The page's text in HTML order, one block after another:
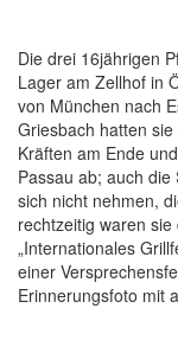
Die drei 16jährigen
Lager am Zellhof in
von München nach
Griesbach hatten
Kräften am Ende
Passau ab; auch
sich nicht nehmen,
rechtzeitig waren
„Internationales
einer
Erinnerungsfoto mit